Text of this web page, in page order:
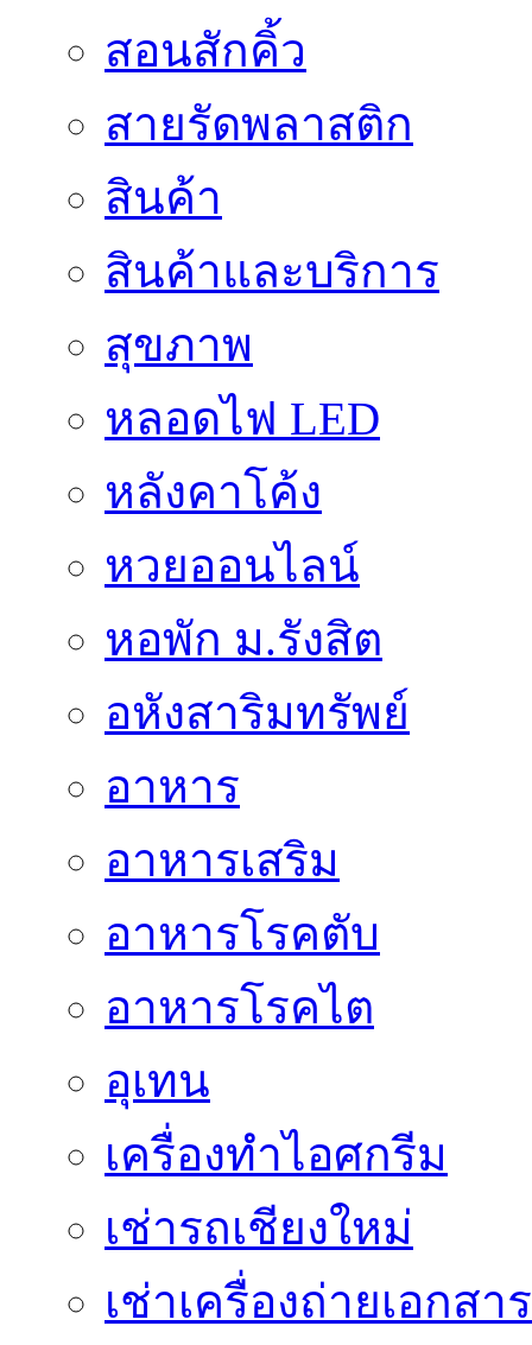
สอนสักคิ้ว
สายรัดพลาสติก
สินค้า
สินค้าและบริการ
สุขภาพ
หลอดไฟ LED
หลังคาโค้ง
หวยออนไลน์
หอพัก ม.รังสิต
อหังสาริมทรัพย์
อาหาร
อาหารเสริม
อาหารโรคตับ
อาหารโรคไต
อุเทน
เครื่องทำไอศกรีม
เช่ารถเชียงใหม่
เช่าเครื่องถ่ายเอกสาร